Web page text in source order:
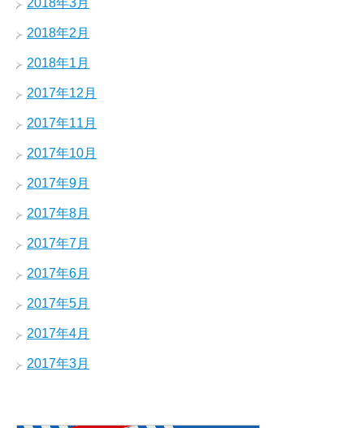
2018年3月
2018年2月
2018年1月
2017年12月
2017年11月
2017年10月
2017年9月
2017年8月
2017年7月
2017年6月
2017年5月
2017年4月
2017年3月